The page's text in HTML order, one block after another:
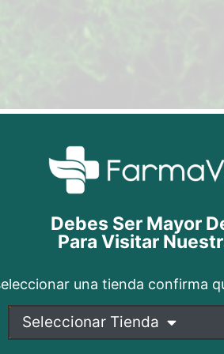
Debes Ser Mayor
Para Visitar
una tienda confirma
Seleccionar Tienda